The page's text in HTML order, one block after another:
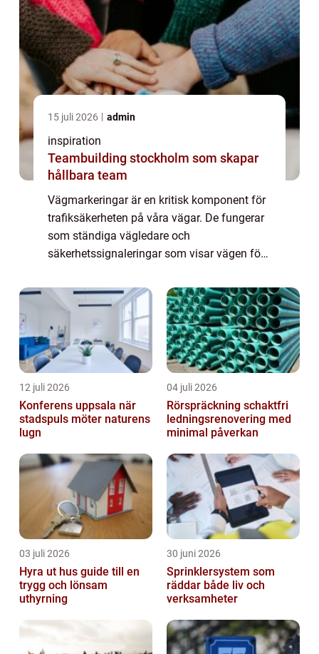
15 juli 2026 admin
inspiration
Teambuilding stockholm som skapar
hållbara team
Vägmarkeringar är en kritisk komponent för
trafiksäkerheten på våra vägar. De fungerar
som ständiga vägledare och
säkerhetssignaleringar som visar vägen för
12 juli 2026
Konferens uppsala när
stadspuls möter naturens
lugn
04 juli 2026
Rörspräckning schaktfri
ledningsrenovering med
minimal påverkan
03 juli 2026
Hyra ut hus guide till en
trygg och lönsam
uthyrning
30 juni 2026
Sprinklersystem som
räddar både liv och
verksamheter